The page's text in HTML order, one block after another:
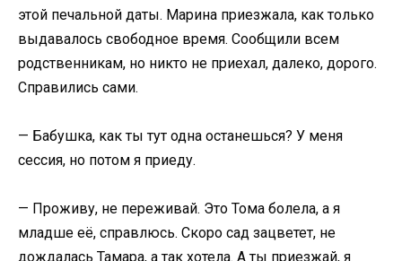
этой печальной даты. Марина приезжала, как только
выдавалось свободное время. Сообщили всем
родственникам, но никто не приехал, далеко, дорого.
Справились сами.
— Бабушка, как ты тут одна останешься? У меня
сессия, но потом я приеду.
— Проживу, не переживай. Это Тома болела, а я
младше её, справлюсь. Скоро сад зацветет, не
дождалась Тамара, а так хотела. А ты приезжай, я